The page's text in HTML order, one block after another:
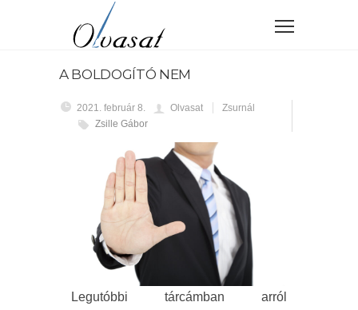
A BOLDOGÍTÓ NEM
2021. február 8. Olvasat
Zsurnál
Zsille Gábor
Legutóbbi tárcámban arról